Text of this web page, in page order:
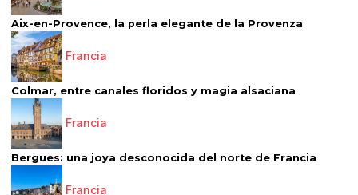
Aix-en-Provence, la perla elegante de la Provenza
Francia
Colmar, entre canales floridos y magia alsaciana
Francia
Bergues: una joya desconocida del norte de Francia
Francia